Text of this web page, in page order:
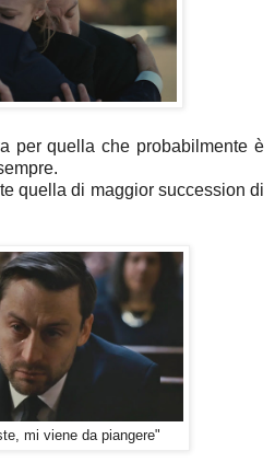
per quella che probabilmente è
quella di maggior succession di
mi viene da piangere"